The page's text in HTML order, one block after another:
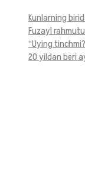
Kunlarning
Fuzayl
“Uying
20 yildan beri